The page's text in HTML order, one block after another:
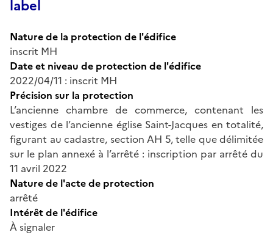
label
Nature de la protection de l'édifice
inscrit MH
Date et niveau de protection de l'édifice
2022/04/11 : inscrit MH
Précision sur la protection
L’ancienne chambre de commerce, contenant les
vestiges de l’ancienne église Saint-Jacques en totalité,
figurant au cadastre, section AH 5, telle que délimitée
sur le plan annexé à l’arrêté : inscription par arrêté du
11 avril 2022
Nature de l'acte de protection
arrêté
Intérêt de l'édifice
À signaler